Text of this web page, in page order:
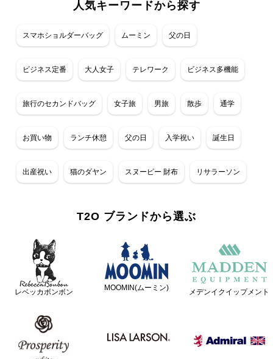
人気キーワードから探す
スマホショルダーバッグ ムーミン 父の日
ビジネス定番 大人女子 テレワーク ビジネス多機能
旅行のセカンドバッグ 女子旅 男旅 散歩 通学
お買い物 ランチ休憩 父の日 入学祝い 誕生日
出産祝い 猫のダヤン スヌーピー 財布 リサラーソン
T2O ブランドから選ぶ
レベッカボンボン MOOMIN(ムーミン) メデンイクイップメント